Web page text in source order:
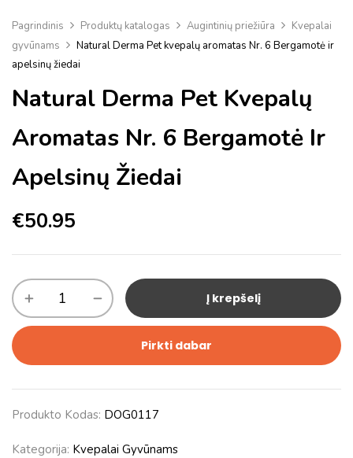
Pagrindinis Produktų katalogas Augintinių priežiūra
Kvepalai
gyvūnams
Natural Derma Pet kvepalų aromatas Nr. 6 Bergamotė ir
apelsinų žiedai
Natural Derma Pet Kvepalų
Aromatas Nr. 6 Bergamotė Ir
Apelsinų Žiedai
€50.95
Į krepšelį
Pirkti dabar
Produkto Kodas: DOG0117
Kategorija: Kvepalai Gyvūnams